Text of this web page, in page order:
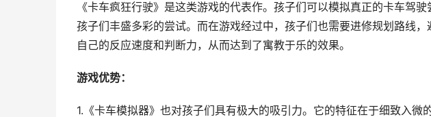
《卡车疯狂行驶》是这类游戏的代表作。孩子们可以模拟真正的卡车驾
孩子们丰盛多彩的尝试。而在游戏经过中，孩子们也需要进修规划路线
自己的反应速度和判断力，从而达到了寓教于乐的效果。
游戏优势：
1.《卡车模拟器》也对孩子们具有极大的吸引力。它的特征在于细致入微